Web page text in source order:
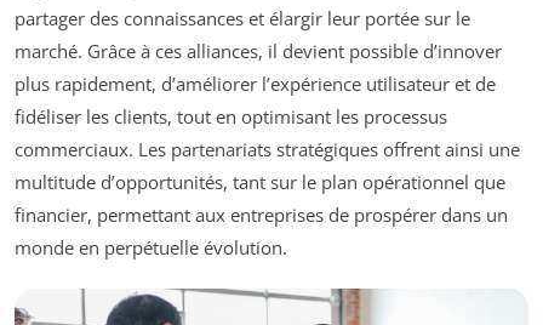
partager des connaissances et élargir leur portée sur le
marché. Grâce à ces alliances, il devient possible d’innover
plus rapidement, d’améliorer l’expérience utilisateur et de
fidéliser les clients, tout en optimisant les processus
commerciaux. Les partenariats stratégiques offrent ainsi une
multitude d’opportunités, tant sur le plan opérationnel que
financier, permettant aux entreprises de prospérer dans un
monde en perpétuelle évolution.